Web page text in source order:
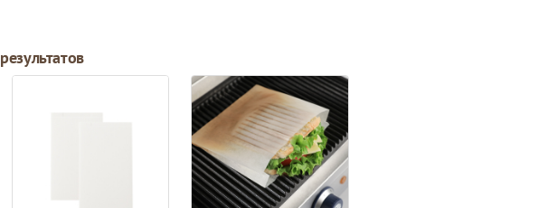
результатов